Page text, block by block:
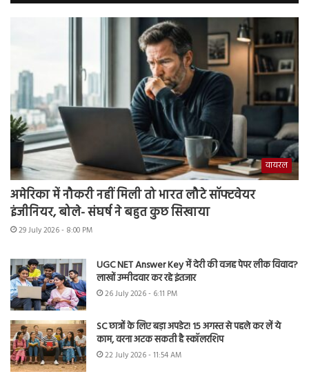
वायरल
अमेरिका में नौकरी नहीं मिली तो भारत लौटे सॉफ्टवेयर
इंजीनियर, बोले- संघर्ष ने बहुत कुछ सिखाया
29 July 2026 - 8:00 PM
UGC NET Answer Key में देरी की वजह पेपर लीक विवाद?
लाखों उम्मीदवार कर रहे इंतजार
26 July 2026 - 6:11 PM
SC छात्रों के लिए बड़ा अपडेट! 15 अगस्त से पहले कर लें ये
काम, वरना अटक सकती है स्कॉलरशिप
22 July 2026 - 11:54 AM